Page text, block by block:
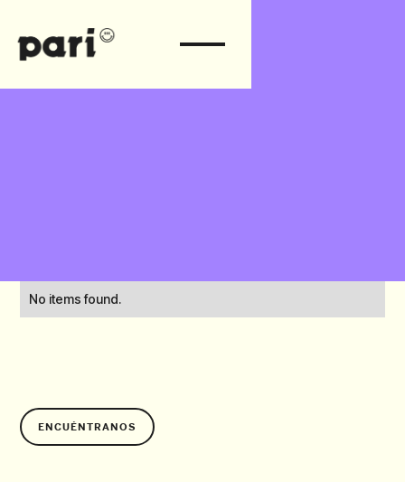
No items found.
ENCUÉNTRANOS